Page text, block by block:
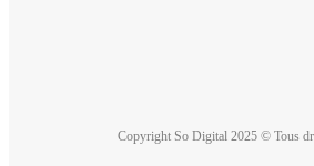
Copyright So Digital 2025 © Tous